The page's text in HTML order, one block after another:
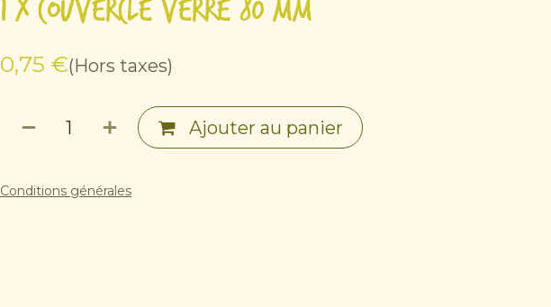
1 x Couvercle verre 80 mm
0,75 €(Hors taxes)
Ajouter au panier
Conditions générales